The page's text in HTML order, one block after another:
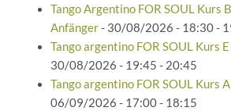
Tango Argentino FOR SOUL Kurs
Anfänger- 30/08/2026 - 18:30 -
Tango argentino FOR SOUL Kurs
30/08/2026 - 19:45 - 20:45
Tango argentino FOR SOUL Kurs
06/09/2026 - 17:00 - 18:15